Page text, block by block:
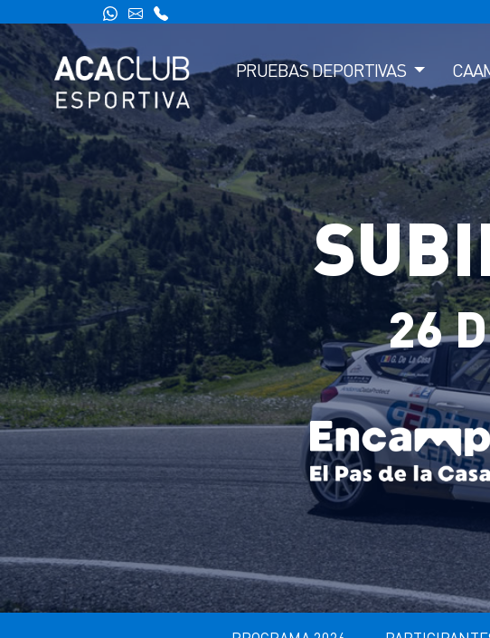
PRUEBAS DEPORTIVAS
26